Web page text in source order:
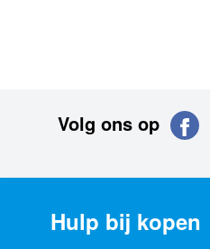
Volg ons op
Hulp bij kopen